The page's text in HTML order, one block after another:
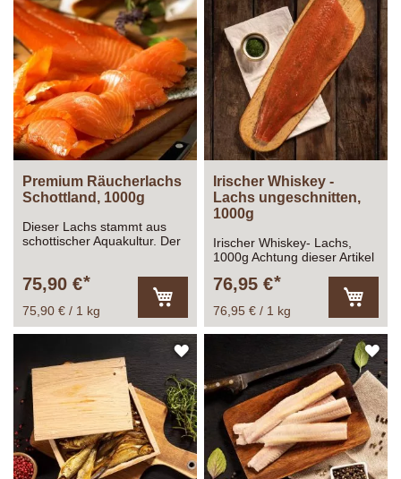
WUNSCHLISTE
HINZUFÜGEN
Premium Räucherlachs
Schottland, 1000g
Dieser Lachs stammt aus
schottischer Aquakultur. Der
Biss, zergeht auf der Zunge
und entfaltet ein üppiges
Aroma. Mit einem Wort: er
vereint alle Vorzüge, die
Lachs erwarten.
75,90 €
75,90 € / 1 kg
den
Warenkorb
Irischer Whiskey -
Lachs ungeschnitten,
1000g
Irischer Whiskey- Lachs,
1000g Achtung dieser Artikel
76,95 €
76,95 € / 1 kg
den
ZUR
WUNSCHLISTE
HINZUFÜGEN